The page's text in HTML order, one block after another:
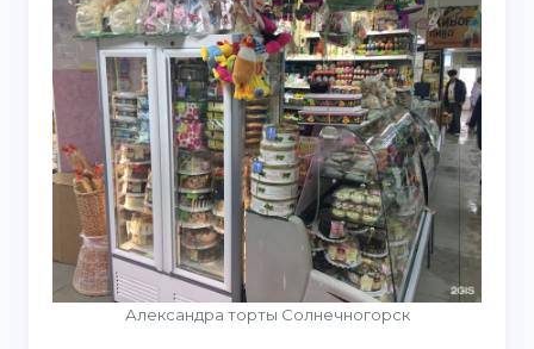
Александра торты Солнечногорск